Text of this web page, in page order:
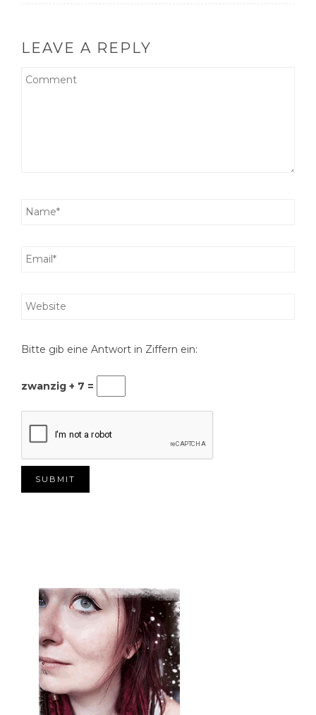
LEAVE A REPLY
Bitte gib eine Antwort in Ziffern ein:
zwanzig + 7 =